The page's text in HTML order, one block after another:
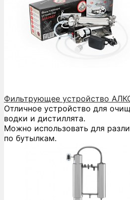
Фильтрующее устройство
Отличное устройство для
водки и дистиллята.
Можно использовать для
по бутылкам.